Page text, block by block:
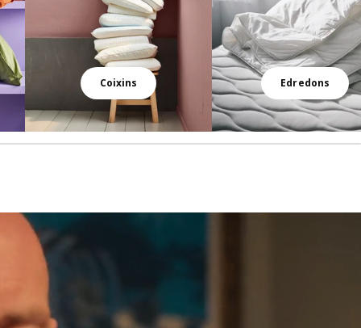
Coixins Edredons
a casa.